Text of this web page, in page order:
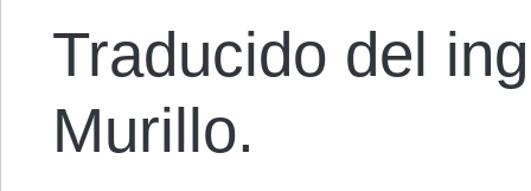
Traducido del
Murillo.